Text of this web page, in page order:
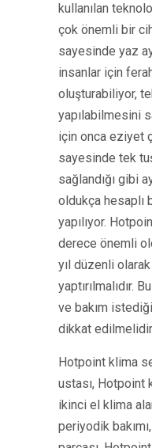
kullanılan
çok önemli bir
sayesinde yaz
insanlar için
oluşturabiliyor,
yapılabilmesini
için onca eziyet
sayesinde tek
sağlandığı gibi
oldukça hesaplı
yapılıyor.
derece önemli
yıl düzenli
yaptırılmalıdır.
ve bakım
dikkat
Hotpoint klima
ustası, Hotpoint
ikinci el klima
periyodik